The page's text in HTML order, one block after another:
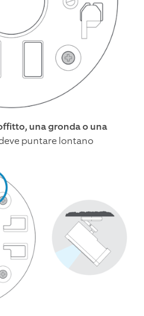
una gronda o una
puntare lontano